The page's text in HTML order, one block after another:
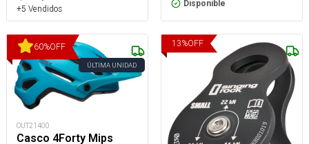
+5 Vendidos
Disponible
60%OFF
ÚLTIMA UNIDAD
OUT21400
Casco 4Forty Mips
13%OFF